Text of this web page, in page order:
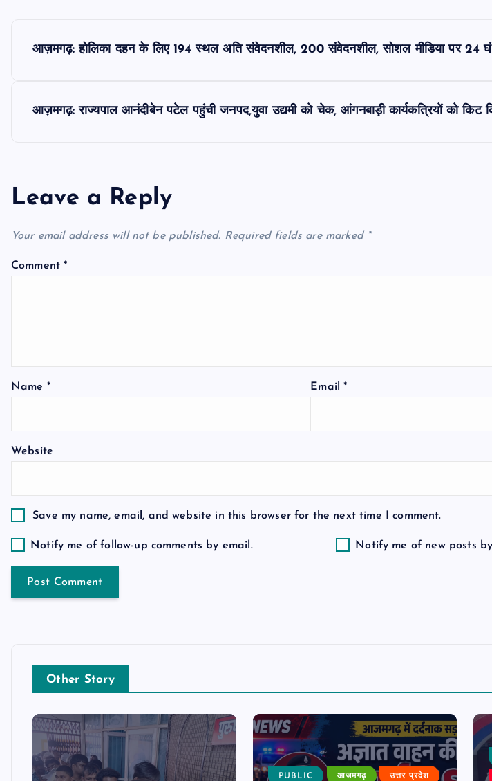
n
a
v
a
i
o
n
आज़मगढ़: होलिका दहन के लिए 194 स्थल अति संवेदनशील, 200 संवेदनशील, सोशल मीडिया पर 24
आज़मगढ़: राज्यपाल आनंदीबेन पटेल पहुंची जनपद,युवा उद्यमी को चेक, आंगनबाड़ी कार्यकत्रियों को किट
Leave a Reply
Your email address will not be published. Required fields are marked *
Comment*
Name * Email*
Website
Save my name, email, and website in this browser for the next time I comment.
Notify me of follow-up comments by email. Notify me of new posts
Other Story
PUBLIC आजमगढ़ उत्तर प्रदेश